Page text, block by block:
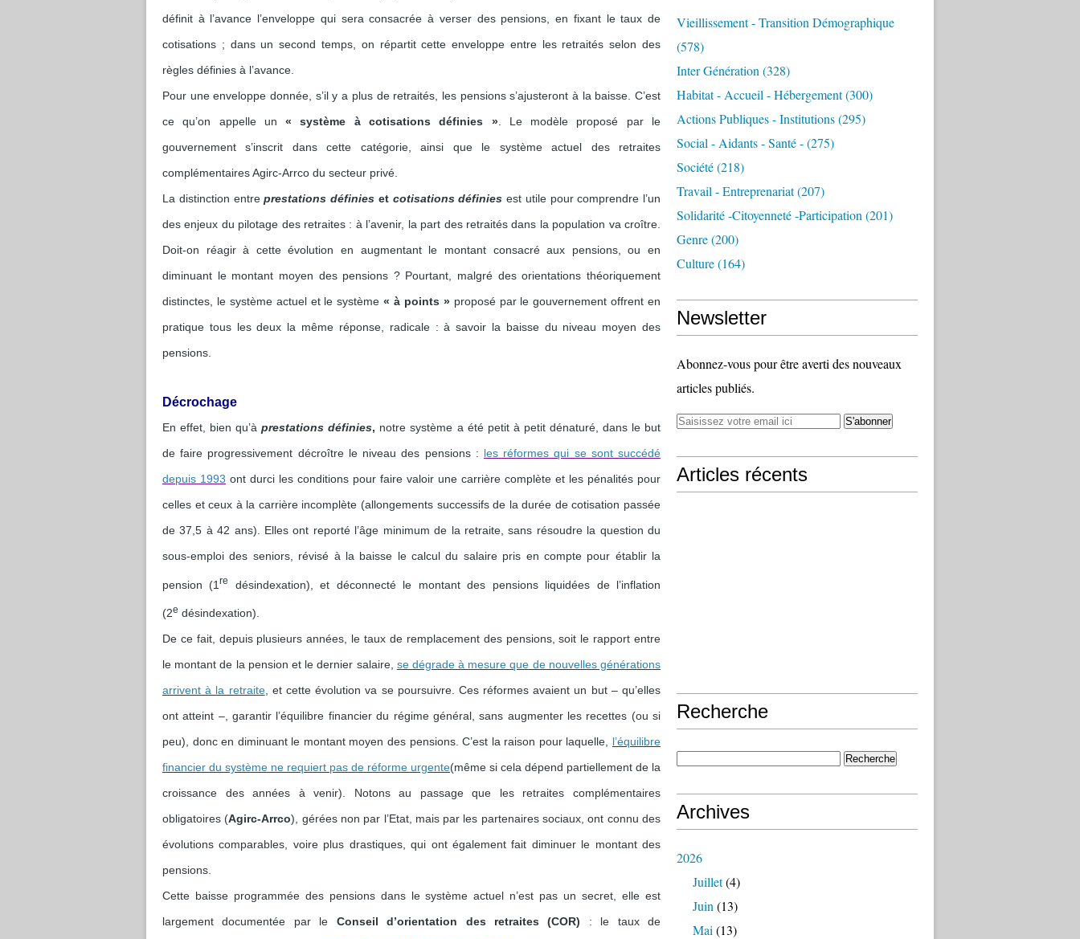
définit à l’avance l’enveloppe qui sera consacrée à verser des pensions, en fixant le taux de
cotisations ; dans un second temps, on répartit cette enveloppe entre les retraités selon des
règles définies à l’avance.
Pour une enveloppe donnée, s’il y a plus de retraités, les pensions s’ajusteront à la baisse. C’est
ce qu’on appelle un« système à cotisations définies ». Le modèle proposé par le
gouvernement s’inscrit dans cette catégorie, ainsi que le système actuel des retraites
complémentaires Agirc-Arrco du secteur privé.
La distinction entreprestations définies et cotisations définies est utile pour comprendre l’un
des enjeux du pilotage des retraites : à l’avenir, la part des retraités dans la population va croître.
Doit-on réagir à cette évolution en augmentant le montant consacré aux pensions, ou en
diminuant le montant moyen des pensions ? Pourtant, malgré des orientations théoriquement
distinctes, le système actuel et le système« à points »proposé par le gouvernement offrent en
pratique tous les deux la même réponse, radicale : à savoir la baisse du niveau moyen des
pensions.
Décrochage
En effet, bien qu’àprestations définies, notre système a été petit à petit dénaturé, dans le but
de faire progressivement décroître le niveau des pensions : les réformes qui se sont succédé
depuis 1993 ont durci les conditions pour faire valoir une carrière complète et les pénalités pour
celles et ceux à la carrière incomplète (allongements successifs de la durée de cotisation passée
de 37,5 à 42 ans). Elles ont reporté l’âge minimum de la retraite, sans résoudre la question du
sous-emploi des seniors, révisé à la baisse le calcul du salaire pris en compte pour établir la
pension (1re désindexation), et déconnecté le montant des pensions liquidées de l’inflation
(2e désindexation).
De ce fait, depuis plusieurs années, le taux de remplacement des pensions, soit le rapport entre
le montant de la pension et le dernier salaire, se dégrade à mesure que de nouvelles générations
arrivent à la retraite, et cette évolution va se poursuivre. Ces réformes avaient un but – qu’elles
ont atteint –, garantir l’équilibre financier du régime général, sans augmenter les recettes (ou si
peu), donc en diminuant le montant moyen des pensions. C’est la raison pour laquelle, l’équilibre
financier du système ne requiert pas de réforme urgente(même si cela dépend partiellement de la
croissance des années à venir). Notons au passage que les retraites complémentaires
obligatoires (Agirc-Arrco), gérées non par l’Etat, mais par les partenaires sociaux, ont connu des
évolutions comparables, voire plus drastiques, qui ont également fait diminuer le montant des
pensions.
Cette baisse programmée des pensions dans le système actuel n’est pas un secret, elle est
largement documentée par le Conseil d’orientation des retraites (COR) : le taux de
Vieillissement - Transition Démographique
(578)
Inter Génération (328)
Habitat - Accueil - Hébergement(300)
Actions Publiques - Institutions(295)
Social - Aidants - Santé -(275)
Société(218)
Travail - Entreprenariat(207)
Solidarité -citoyenneté -participation (201)
Genre(200)
Culture(164)
Newsletter
Abonnez-vous pour être averti des nouveaux
articles publiés.
Articles récents
Recherche
Archives
2026
Juillet(4)
Juin (13)
Mai (13)